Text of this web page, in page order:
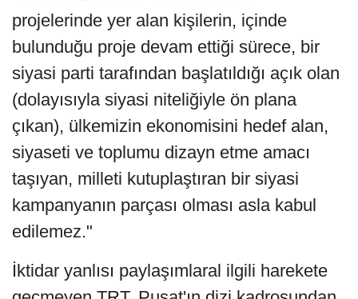
projelerinde yer alan kişilerin, içinde
bulunduğu proje devam ettiği sürece, bir
siyasi parti tarafından başlatıldığı açık olan
(dolayısıyla siyasi niteliğiyle ön plana
çıkan), ülkemizin ekonomisini hedef alan,
siyaseti ve toplumu dizayn etme amacı
taşıyan, milleti kutuplaştıran bir siyasi
kampanyanın parçası olması asla kabul
edilemez."
İktidar yanlısı paylaşımlaral ilgili harekete